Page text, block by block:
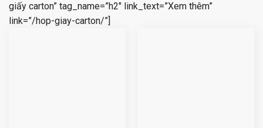
giấy carton” tag_name=”h2″ link_text=”Xem thêm”
link=”/hop-giay-carton/”]